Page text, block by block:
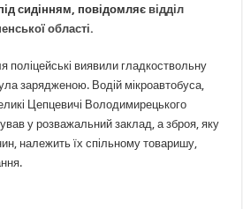
сидінням, повідомляє відділ
області.
поліцейські виявили гладкоствольну
зарядженою. Водій мікроавтобуса,
Цепцевичі Володимирецького
у розважальний заклад, а зброя, яку
належить їх спільному товаришу,